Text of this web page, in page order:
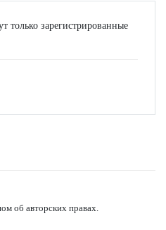
только зарегистрированные
об авторских правах.